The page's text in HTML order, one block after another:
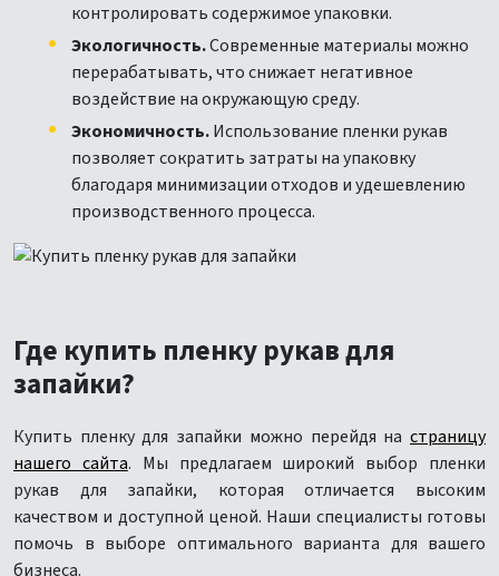
контролировать содержимое упаковки.
Экологичность.Современные материалы можно
перерабатывать, что снижает негативное
воздействие на окружающую среду.
Экономичность.Использование пленки рукав
позволяет сократить затраты на упаковку
благодаря минимизации отходов и удешевлению
производственного процесса.
Где купить пленку рукав для
запайки?
Купить пленку для запайки можно перейдя на страницу
нашего сайта. Мы предлагаем широкий выбор пленки
рукав для запайки, которая отличается высоким
качеством и доступной ценой. Наши специалисты готовы
помочь в выборе оптимального варианта для вашего
бизнеса.